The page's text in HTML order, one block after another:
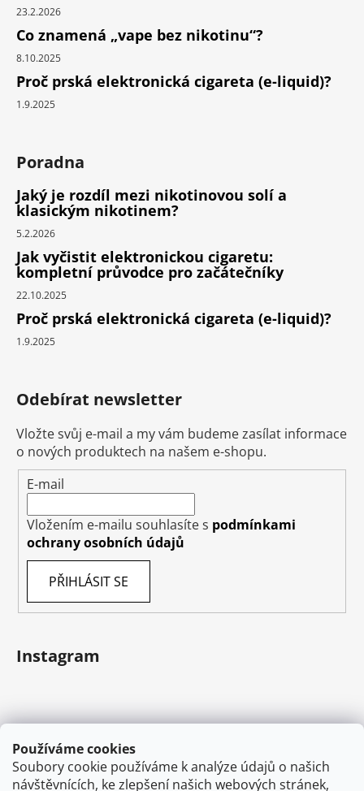
Používáme cookies
Soubory cookie používáme k analýze údajů o našich
návštěvnících, ke zlepšení našich webových stránek,
23.2.2026
Co znamená „vape bez nikotinu“?
8.10.2025
Proč prská elektronická cigareta (e-liquid)?
1.9.2025
Poradna
Jaký je rozdíl mezi nikotinovou solí a
klasickým nikotinem?
5.2.2026
Jak vyčistit elektronickou cigaretu:
kompletní průvodce pro začátečníky
22.10.2025
Proč prská elektronická cigareta (e-liquid)?
1.9.2025
Odebírat newsletter
Vložte svůj e-mail a my vám budeme zasílat informace
o nových produktech na našem e-shopu.
E-mail
Vložením e-mailu souhlasíte s podmínkami
ochrany osobních údajů
PŘIHLÁSIT SE
Instagram